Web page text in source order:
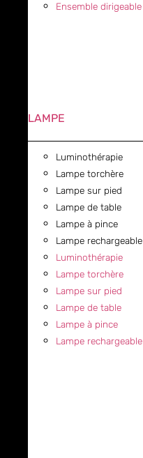
Ensemble dirigeable
LAMPE
Luminothérapie
Lampe torchère
Lampe sur pied
Lampe de table
Lampe à pince
Lampe rechargeable
Luminothérapie
Lampe torchère
Lampe sur pied
Lampe de table
Lampe à pince
Lampe rechargeable